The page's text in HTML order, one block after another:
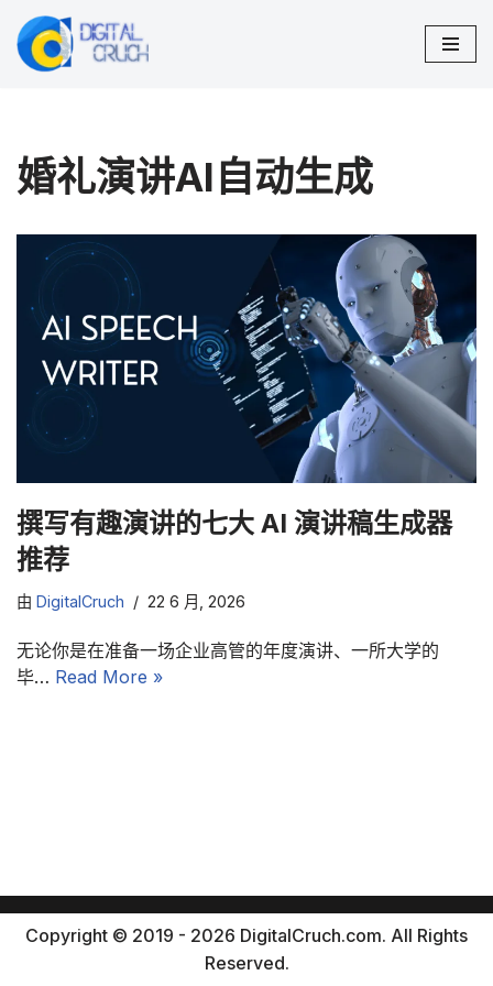
跳
婚礼演讲AI自动生成
撰写有趣演讲的七大 AI 演讲稿生成器
推荐
由 DigitalCruch 22 6 月, 2026
无论你是在准备一场企业高管的年度演讲、一所大学的
毕… Read More »
Copyright © 2019 - 2026 DigitalCruch.com. All Rights
Reserved.